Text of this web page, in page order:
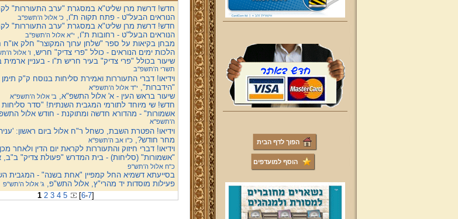
הפוך לדף הבית
הוסף למועדפים
חדש! דרשת מרן שליט"א במסגרת "ערב התעוררות"
הנוראים הבעל"ט - פתח תקוה ת"ו,כ' אלול ה'תשפ''ב
חדש! דרשת מרן שליט"א במסגרת "ערב התעוררות"
הנוראים הבעל"ט - רחובות ת"ו, י"א אלול ה'תשפ''ב
מבחן בקיאות על ספר "שלחן ערוך המקוצר" חלק או"ח
הלכות ימים הנוראים - כולל "פרי צדיק" חריש, ו' אלול
שיעור בכולל "פרי צדיק" בעיר חריש ת"ו - בעניין ארמית
תשרי ה'תשפ''ב
וידיאו! דברי התעוררות ואמירת סליחות בנוסח ק"ק תימן
"הידברות", י"ד אלול ה'תשפ''א
שיעור בראש העין - א' אלול התשפ"א,ב' אלול ה'תשפ''א
חדש! שי מיוחד לתורמי המגבית השנתית! "סדר סליחות
אשמורות" - מהדורא חדשה ומתוקנת - חודש אלול
ה'תשפ''א
וידיאו! הפטרת השבת, כשחל ר"ח אלול ביום ראשון:
מחר חודש?,כ"ו אב ה'תשפ''א
וידיאו! דברי חיזוק והתעוררות לקראת יום הדין ולאחר
"אשמורות" (סליחות) - בית המדרש "פעולת צדיק"
כ"ח אלול ה'תש"פ
בסייעתא דשמיא החל קמפיין "אחת בשנה" - המגבית
פעילות מוסדות יד מהרי"ץ, אלול התש"פ,ג' אלול ה'תש"פ
1 2 3 4 5 [6-7]